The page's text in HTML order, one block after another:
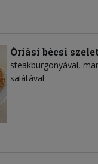
Óriási bécsi
steakburgonyával,
salátával